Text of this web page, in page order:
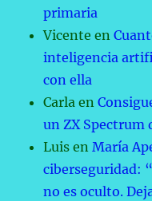
primaria
Vicente en
inteligencia
con ella
Carla en
un ZX Spectrum
Luis enMaría
ciberseguridad:
no es oculto.